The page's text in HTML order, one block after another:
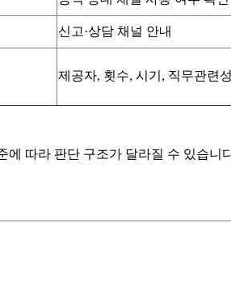
신고·상담 채널 안내
제공자, 횟수, 시기, 직무관련
따라 판단 구조가 달라질 수 있습